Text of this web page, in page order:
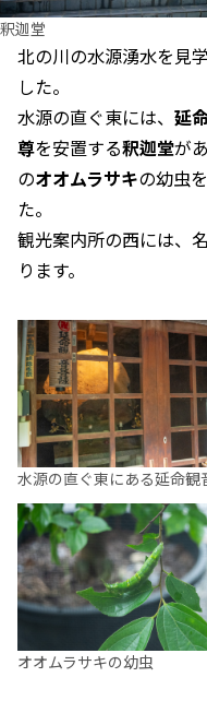
釈迦堂
北の川の水源湧水を見
した。
水源の直ぐ東には、 延
尊を安置する釈迦堂が
のオオムラサキの幼虫
た。
観光案内所の西には、
ります。
水源の直ぐ東にある延命観
オオムラサキの幼虫